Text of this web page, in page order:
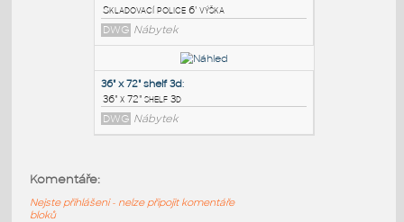
fxpld060a-s:
Podhled 60x60, dynamický blok
DWG
Stropy
DWG Nábytek
Komentáře:
Nejste přihlášeni - nelze připojit komentáře
bloků